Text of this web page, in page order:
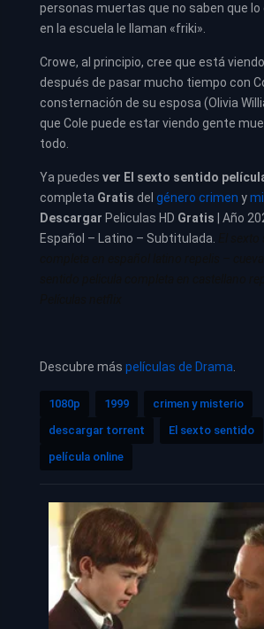
personas muertas que no saben que lo
en la escuela le llaman «friki».
Crowe, al principio, cree que está
después de pasar mucho tiempo con
consternación de su esposa (Olivia
que Cole puede estar viendo gente
todo.
Ya puedes ver El sexto sentido
completa Gratis del género crimen y
Descargar Peliculas HD Gratis | Año
Español – Latino – Subtitulada.
Descubre más películas de Drama
1080p 1999
crimen y misterio
descargar torrent
El sexto sentido
película online